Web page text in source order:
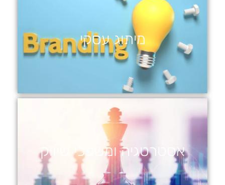
מיתוג עסקי
אסטרטגיה ומשפכי שיווק